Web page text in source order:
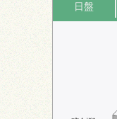
日盤